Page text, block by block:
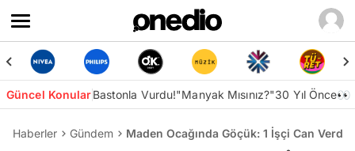
Güncel KonularBastonla Vurdu!"Manyak Mısınız?"30 Yıl Önce👀
Haberler Gündem Maden Ocağında Göçük: 1 İşçi Can Verdi